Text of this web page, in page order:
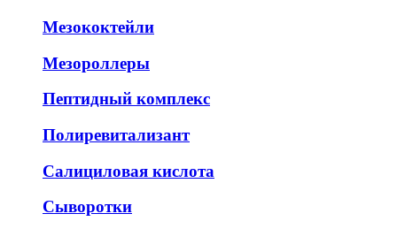
Мезококтейли
Мезороллеры
Пептидный комплекс
Полиревитализант
Салициловая кислота
Сыворотки